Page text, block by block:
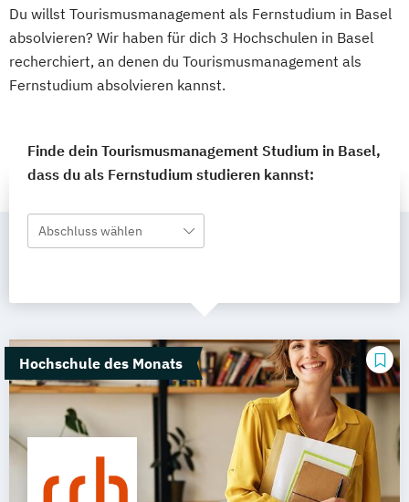
Du willst Tourismusmanagement als Fernstudium in Basel
absolvieren? Wir haben für dich 3 Hochschulen in Basel
recherchiert, an denen du Tourismusmanagement als
Fernstudium absolvieren kannst.
Finde dein Tourismusmanagement Studium in Basel,
dass du als Fernstudium studieren kannst:
Abschluss wählen
Hochschule des Monats